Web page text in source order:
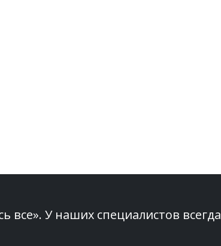
все». У наших специалистов всегда